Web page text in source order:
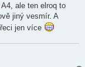
ale ten elroq to
jiný vesmír. A
jen více